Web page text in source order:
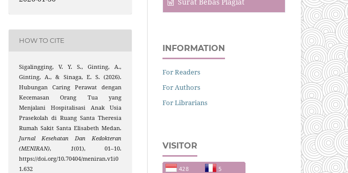
HOW TO CITE
Sigalingging, V. Y. S., Ginting, A.,
Ginting, A., & Sinaga, E. S. (2026).
Hubungan Caring Perawat dengan
Kecemasan Orang Tua yang
Menjalani Hospitalisasi Anak Usia
Prasekolah di Ruang Santa Theresia
Rumah Sakit Santa Elisabeth Medan.
Jurnal Kesehatan Dan Kedokteran
(MENIRAN), 1(01), 01–10.
https://doi.org/10.70404/meniran.v1i0
1.632
INFORMATION
For Readers
For Authors
For Librarians
VISITOR